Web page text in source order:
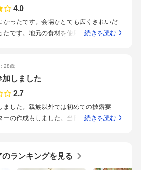
りますが、特に問題はないと思う。料
バイトであるのが少し気になりました
方がないのかなと思う。地域に愛された
らの印象はとてもいいと思う。化粧室も
4.0
かったです。会場がとても広くきれいだ
たです。地元の食材を使用したメニュー
ものを招待客からリクエストされたの
いただきありがたかったです。県外から
でいたので地元の伝統的な披露宴にし
向で、わんこそばの早食い大会や鬼剣
ごもちという伝統的な入場の仕方をし
はとても楽しめていただけたようでよか
…続きを読む
28歳
加しました
2.7
ました。親族以外では初めての披露宴
ーの作成もしました。当日は大人数収容
いましたが十分なスペースが確保されて
…続きを読む
ランキングを見る